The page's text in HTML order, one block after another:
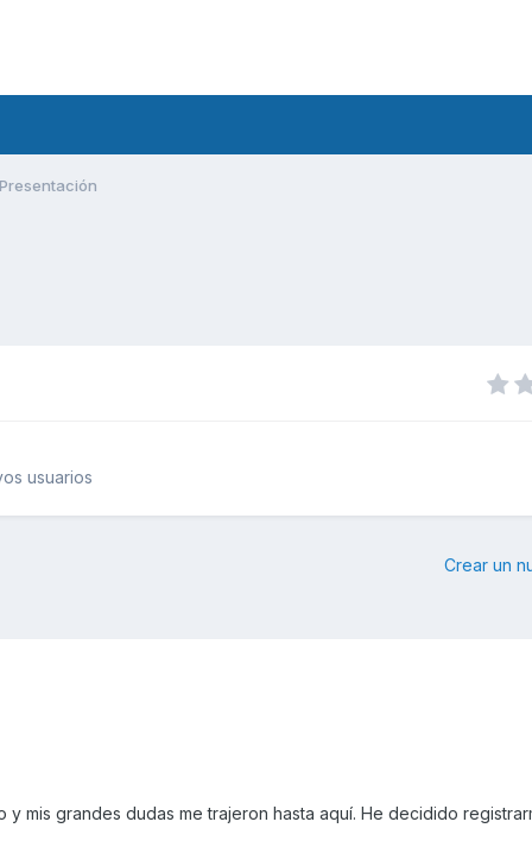
Presentación
usuarios
Crear un
y mis grandes dudas me trajeron hasta aquí. He decidido